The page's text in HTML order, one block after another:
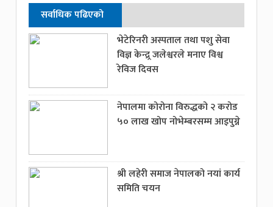
सर्वाधिक पढिएको
भेटेरिनरी अस्पताल तथा पशु सेवा
विज्ञ केन्द्र्र जलेश्वरले मनाए विश्व
रेविज दिवस
नेपालमा कोरोना विरुद्धको २ करोड
५० लाख खोप नोभेम्बरसम्म आइपुग्ने
श्री लहेरी समाज नेपालको नयां कार्य
समिति चयन